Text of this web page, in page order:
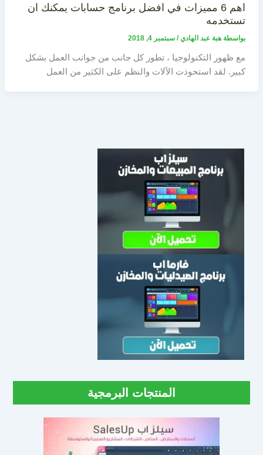
اهم 6 مميزات في افضل برنامج حسابات يمكنك ان
تستخدمه
بواسطة هبة عبد الهادي/ سبتمبر 4, 2018
مع ظهور التكنولوجيا ، تطور كل جانب من جوانب العمل بشكل
كبير. لقد استحوذت الآلات والنظم على الكثير من العمل
المنتجات البرمجية